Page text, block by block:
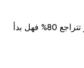
نتائج سابك 2026: الخسائر تتراجع 80% فهل بدأ